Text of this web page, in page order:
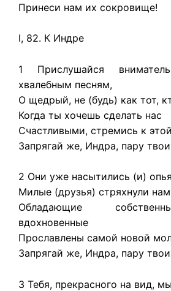
Принеси нам их сокровище!
I, 82. К Индре
1 Прислушайся
хвалебным песням,
О щедрый, не (будь) как тот,
Когда ты хочешь сделать нас
Счастливыми, стремись к
Запрягай же, Индра, пару
2 Они уже насытились (и)
Милые (друзья) стряхнули нам
Обладающие
вдохновенные
Прославлены самой новой
Запрягай же, Индра, пару
3 Тебя, прекрасного на вид, мы